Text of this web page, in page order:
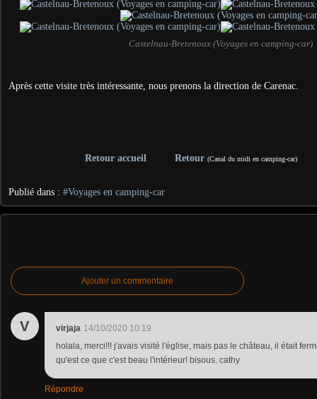
Castelnau-Bretenoux (Voyages en camping-car)
Après cette visite très intéressante, nous prenons la direction de Carenac.
Retour accueil Retour (Canal du midi en camping-car)
Publié dans : #Voyages en camping-car
Ajouter un commentaire
V virjaja 14/10/2020 10:19
holala, merci!!! j'avais visité l'église, mais pas le château, il était
qu'est ce que c'est beau l'intérieur! bisous. cathy
Répondre